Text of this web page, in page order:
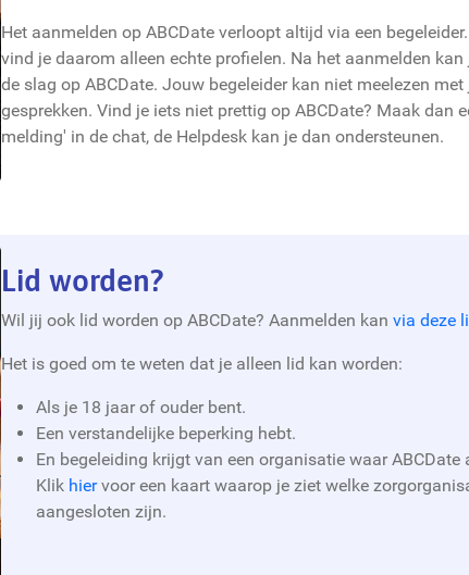
Het aanmelden op ABCDate verloopt altijd via een
vind je daarom alleen echte profielen. Na het aanmelden
de slag op ABCDate. Jouw begeleider kan niet meelezen
gesprekken. Vind je iets niet prettig op ABCDate? Maak dan
melding' in de chat, de Helpdesk kan je dan ondersteunen.
Lid worden?
Wil jij ook lid worden op ABCDate? Aanmelden kan via deze
Het is goed om te weten dat je alleen lid kan worden:
Als je 18 jaar of ouder bent.
Een verstandelijke beperking hebt.
En begeleiding krijgt van een organisatie waar ABCDate
Klik hiervoor een kaart waarop je ziet welke
aangesloten zijn.